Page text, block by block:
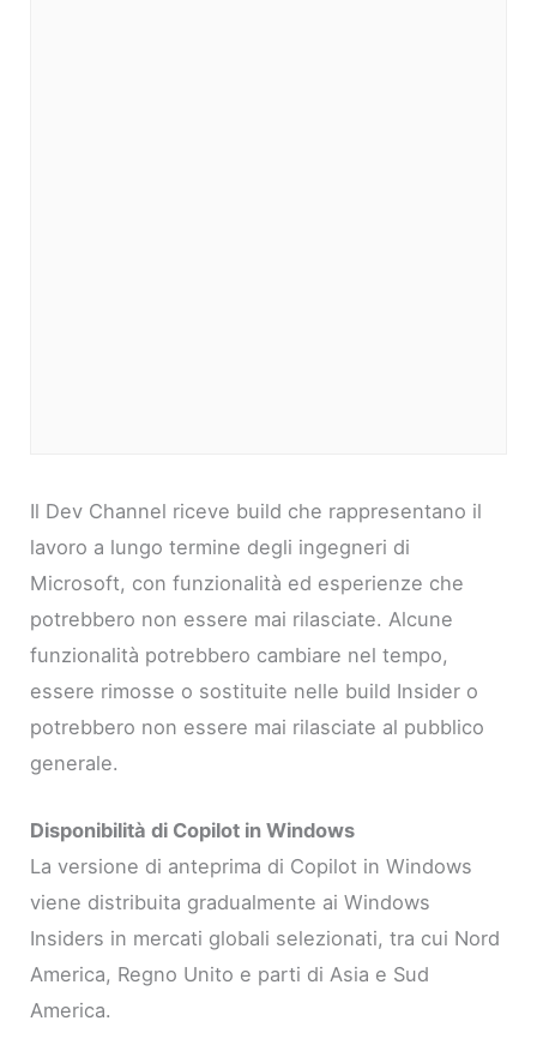
Il Dev Channel riceve build che rappresentano il
lavoro a lungo termine degli ingegneri di
Microsoft, con funzionalità ed esperienze che
potrebbero non essere mai rilasciate. Alcune
funzionalità potrebbero cambiare nel tempo,
essere rimosse o sostituite nelle build Insider o
potrebbero non essere mai rilasciate al pubblico
generale.
Disponibilità di Copilot in Windows
La versione di anteprima di Copilot in Windows
viene distribuita gradualmente ai Windows
Insiders in mercati globali selezionati, tra cui Nord
America, Regno Unito e parti di Asia e Sud
America.